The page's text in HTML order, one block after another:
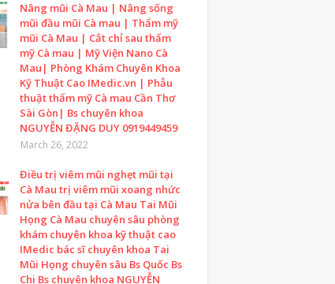
Nâng mũi Cà Mau | Nâng sống
mũi đầu mũi Cà mau | Thẩm mỹ
mũi Cà Mau | Cắt chỉ sau thẩm
mỹ Cà mau | Mỹ Viện Nano Cà
Mau| Phòng Khám Chuyên Khoa
Kỹ Thuật Cao IMedic.vn | Phẫu
thuật thẩm mỹ Cà mau Cần Thơ
Sài Gòn| Bs chuyên khoa
NGUYỄN ĐẶNG DUY 0919449459
March 26, 2022
Điều trị viêm mũi nghẹt mũi tại
Cà Mau trị viêm mũi xoang nhức
nửa bên đầu tại Cà Mau Tai Mũi
Họng Cà Mau chuyên sâu phòng
khám chuyên khoa kỹ thuật cao
IMedic bác sĩ chuyên khoa Tai
Mũi Họng chuyên sâu Bs Quốc Bs
Chi Bs chuyên khoa NGUYỄN